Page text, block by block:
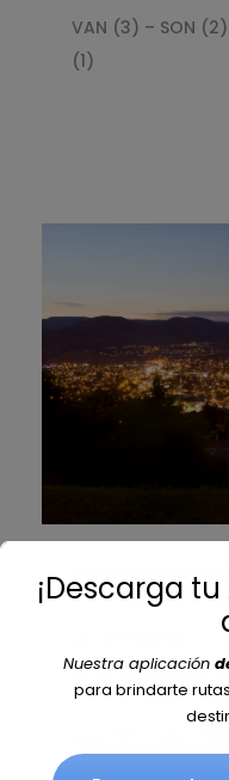
VAN (3) – SON
(1)
VIAJE SELF
CANADÁ 13 DÍAS
Viaje Self Drive
¡Descarga
Nuestra aplicación
para brindarte